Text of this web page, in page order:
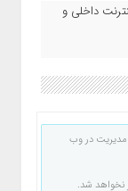
داخلی و
مدیریت در وب
نخواهد شد.